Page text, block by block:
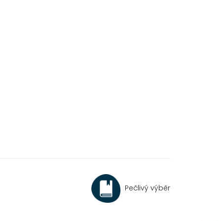
Pečlivý výběr